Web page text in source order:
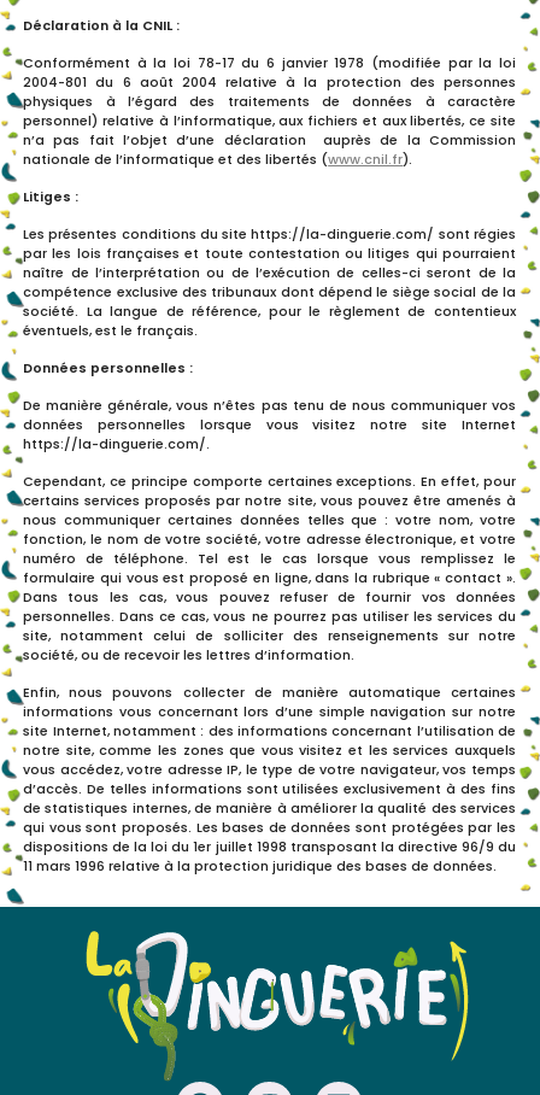
Déclaration à la CNIL :
Conformément à la loi 78-17 du 6 janvier 1978 (modifiée par la loi
2004-801 du 6 août 2004 relative à la protection des personnes
physiques à l’égard des traitements de données à caractère
personnel) relative à l’informatique, aux fichiers et aux libertés, ce site
n’a pas fait l’objet d’une déclaration auprès de la Commission
nationale de l’informatique et des libertés (www.cnil.fr).
Litiges :
Les présentes conditions du site https://la-dinguerie.com/ sont régies
par les lois françaises et toute contestation ou litiges qui pourraient
naître de l’interprétation ou de l’exécution de celles-ci seront de la
compétence exclusive des tribunaux dont dépend le siège social de la
société. La langue de référence, pour le règlement de contentieux
éventuels, est le français.
Données personnelles :
De manière générale, vous n’êtes pas tenu de nous communiquer vos
données personnelles lorsque vous visitez notre site Internet
https://la-dinguerie.com/.
Cependant, ce principe comporte certaines exceptions. En effet, pour
certains services proposés par notre site, vous pouvez être amenés à
nous communiquer certaines données telles que : votre nom, votre
fonction, le nom de votre société, votre adresse électronique, et votre
numéro de téléphone. Tel est le cas lorsque vous remplissez le
formulaire qui vous est proposé en ligne, dans la rubrique « contact ».
Dans tous les cas, vous pouvez refuser de fournir vos données
personnelles. Dans ce cas, vous ne pourrez pas utiliser les services du
site, notamment celui de solliciter des renseignements sur notre
société, ou de recevoir les lettres d’information.
Enfin, nous pouvons collecter de manière automatique certaines
informations vous concernant lors d’une simple navigation sur notre
site Internet, notamment : des informations concernant l’utilisation de
notre site, comme les zones que vous visitez et les services auxquels
vous accédez, votre adresse IP, le type de votre navigateur, vos temps
d’accès. De telles informations sont utilisées exclusivement à des fins
de statistiques internes, de manière à améliorer la qualité des services
qui vous sont proposés. Les bases de données sont protégées par les
dispositions de la loi du 1er juillet 1998 transposant la directive 96/9 du
11 mars 1996 relative à la protection juridique des bases de données.